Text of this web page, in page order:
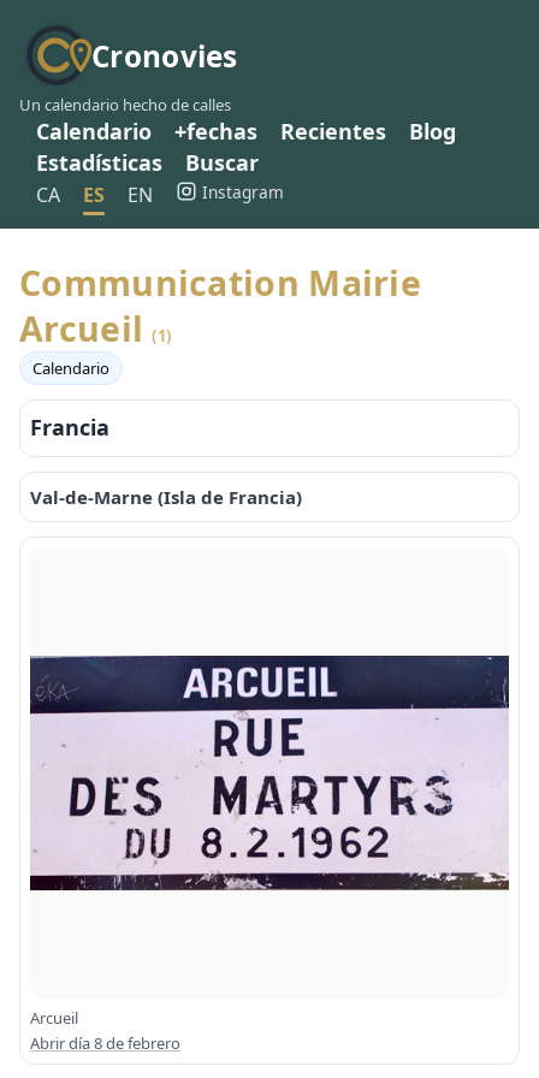
Cronovies
Un calendario hecho de calles
Calendario +fechas Recientes
Blog
Estadísticas
Buscar
CA ES EN Instagram
Communication Mairie
Arcueil(1)
Calendario
Francia
Val-de-Marne (Isla de Francia)
Arcueil
Abrir día 8 de febrero